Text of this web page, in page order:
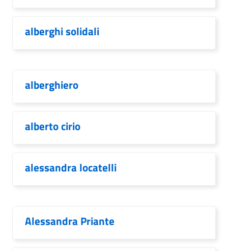
alberghi solidali
alberghiero
alberto cirio
alessandra locatelli
Alessandra Priante